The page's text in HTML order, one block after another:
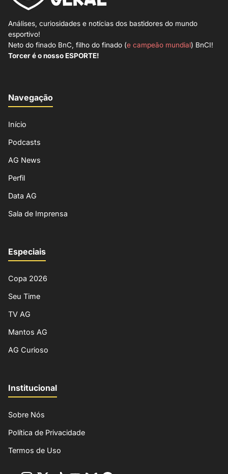
Análises, curiosidades e notícias dos bastidores do mundo
esportivo!
Neto do finado BnC, filho do finado (e campeão mundial) BnCI!
Torcer é o nosso ESPORTE!
Navegação
Início
Podcasts
AG News
Perfil
Data AG
Sala de Imprensa
Especiais
Copa 2026
Seu Time
TV AG
Mantos AG
AG Curioso
Institucional
Sobre Nós
Política de Privacidade
Termos de Uso